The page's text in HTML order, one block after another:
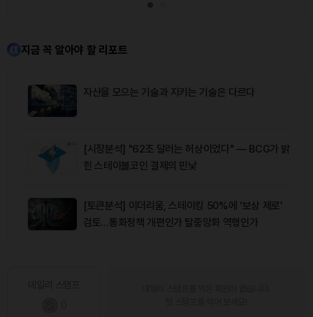
지금 꼭 알아야 할 리포트
자산을 모으는 기술과 지키는 기술은 다르다
[시장분석] "62조 달러는 허상이었다" — BCG가 밝
힌 스테이블코인 결제의 민낯
[토큰분석] 이더리움, 스테이킹 50%에 ‘보상 제로’
검토…통화정책 개편인가 탈중앙화 역행인가